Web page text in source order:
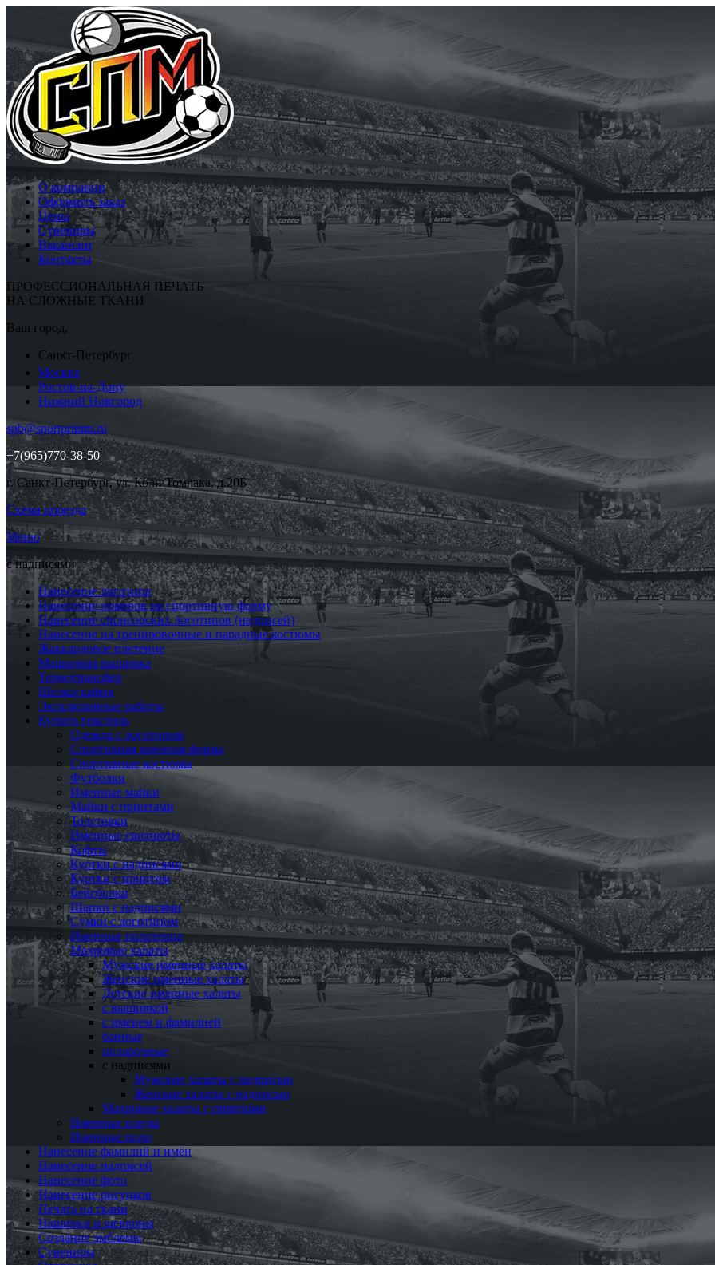
О компании
Оформить заказ
Цены
Сувениры
Вакансии
Контакты
ПРОФЕССИОНАЛЬНАЯ ПЕЧАТЬ
НА СЛОЖНЫЕ ТКАНИ
Ваш город,
Санкт-Петербург
Москва
Ростов-на-Дону
Нижний Новгород
spb@sportprintm.ru
+7(965)770-38-50
г. Санкт-Петербург, ул. Коли Томчака, д.20Б
Схема проезда
Меню
с надписями
Нанесение логотипа
Нанесение номеров на спортивную форму
Нанесение спонсорских логотипов (надписей)
Нанесение на тренировочные и парадные костюмы
Жаккардовое плетение
Машинная вышивка
Термотрансфер
Шелкография
Эксклюзивные работы
Купить текстиль
Одежда с логотипом
Спортивная именная форма
Спортивные костюмы
Футболки
Именные майки
Майки с принтами
Толстовки
Именные свитшоты
Кофты
Куртки с надписями
Куртки с принтом
Бейсболки
Шапки с надписями
Сумки с логотипом
Именные полотенца
Махровые халаты
Мужские именные халаты
Женские именные халаты
Детские именные халаты
с вышивкой
с именем и фамилией
банные
подарочные
с надписями
Мужские халаты с надписью
Женские халаты с надписью
Махровые халаты с принтами
Именные пледы
Именные поло
Нанесение фамилий и имён
Нанесение надписей
Нанесение фото
Нанесение рисунков
Печать на ткани
Нашивки и шевроны
Создание эмблемы
Сувениры